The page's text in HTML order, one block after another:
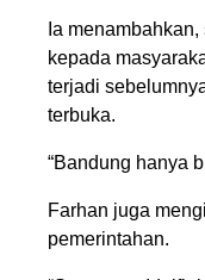
Ia
kepada
terjadi
terbuka.
“Bandung hanya
Farhan juga
pemerintahan.